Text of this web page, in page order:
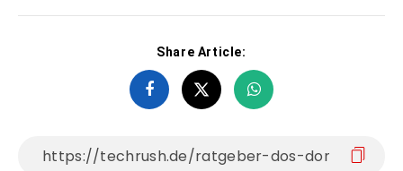
Share Article: